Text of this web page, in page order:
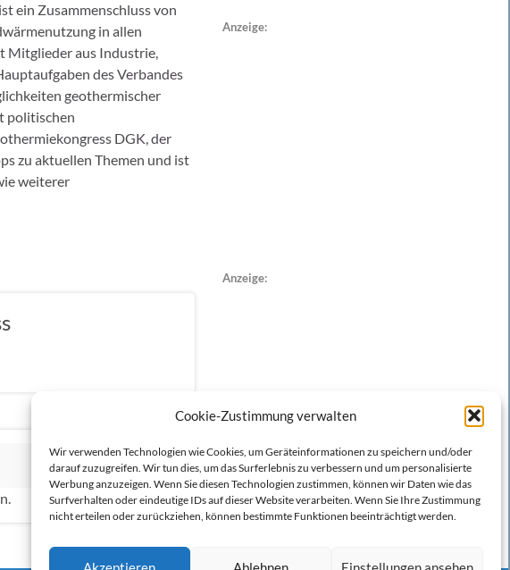
Cookie-Zustimmung verwalten
Wir verwenden Technologien wie Cookies, um Geräteinformationen zu speichern und/oder
darauf zuzugreifen. Wir tun dies, um das Surferlebnis zu verbessern und um personalisierte
Werbung anzuzeigen. Wenn Sie diesen Technologien zustimmen, können wir Daten wie das
Surfverhalten oder eindeutige IDs auf dieser Website verarbeiten. Wenn Sie Ihre Zustimmung
nicht erteilen oder zurückziehen, können bestimmte Funktionen beeinträchtigt werden.
ein Zusammenschluss von
in allen
Mitglieder aus Industrie,
des Verbandes
geothermischer
politischen
DGK, der
zu aktuellen Themen und ist
weiterer
Anzeige:
Anzeige: